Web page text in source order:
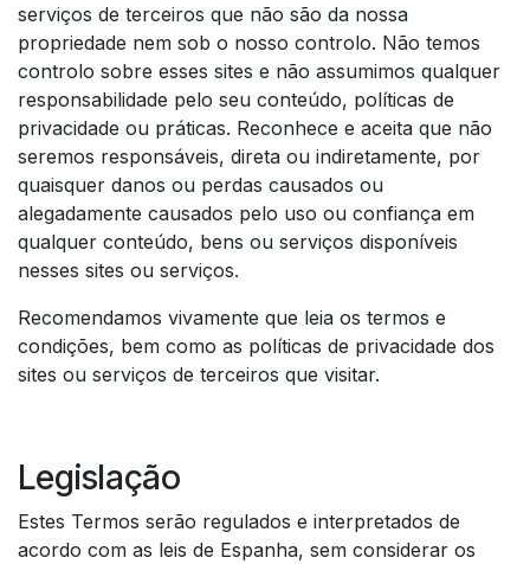
serviços de terceiros que não são da nossa
propriedade nem sob o nosso controlo. Não temos
controlo sobre esses sites e não assumimos qualquer
responsabilidade pelo seu conteúdo, políticas de
privacidade ou práticas. Reconhece e aceita que não
seremos responsáveis, direta ou indiretamente, por
quaisquer danos ou perdas causados ou
alegadamente causados pelo uso ou confiança em
qualquer conteúdo, bens ou serviços disponíveis
nesses sites ou serviços.​
Recomendamos vivamente que leia os termos e
condições, bem como as políticas de privacidade dos
sites ou serviços de terceiros que visitar.
Legislação
Estes Termos serão regulados e interpretados de
acordo com as leis de Espanha, sem considerar os